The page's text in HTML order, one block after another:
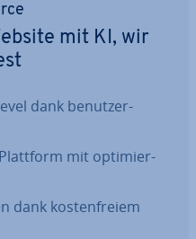
mit KI, wir
dank be­nut­zer­
Plattform mit op­ti­mier­
dank kos­ten­frei­em